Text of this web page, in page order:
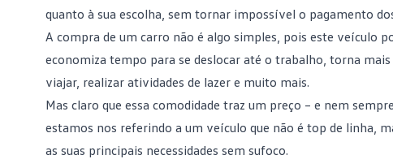
quanto à sua escolha, sem tornar impossível o pagamento
A compra de um carro não é algo simples, pois este veículo
economiza tempo para se deslocar até o trabalho, torna
viajar, realizar atividades de lazer e muito mais.
Mas claro que essa comodidade traz um preço – e nem
estamos nos referindo a um veículo que não é top de linha,
as suas principais necessidades sem sufoco.